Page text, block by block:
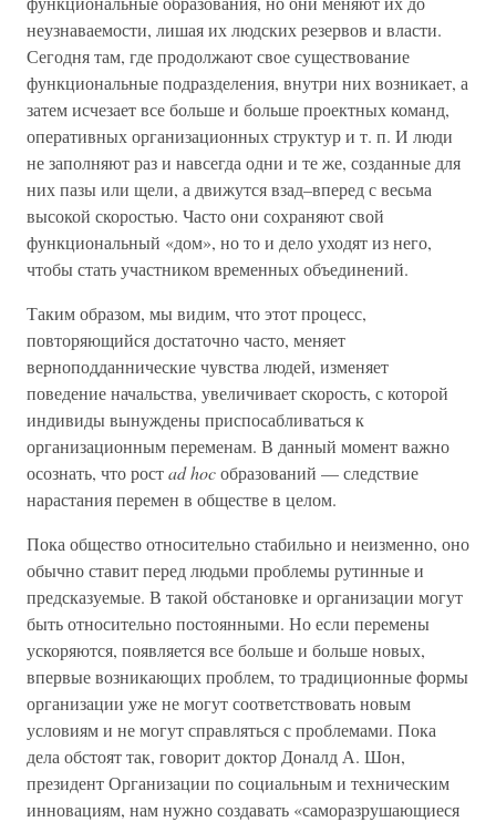
неузнаваемости, лишая их людских резервов и власти.
Сегодня там, где продолжают свое существование
функциональные подразделения, внутри них возникает, а
затем исчезает все больше и больше проектных команд,
оперативных организационных структур и т. п. И люди
не заполняют раз и навсегда одни и те же, созданные для
них пазы или щели, а движутся взад–вперед с весьма
высокой скоростью. Часто они сохраняют свой
функциональный «дом», но то и дело уходят из него,
чтобы стать участником временных объединений.
Таким образом, мы видим, что этот процесс,
повторяющийся достаточно часто, меняет
верноподданнические чувства людей, изменяет
поведение начальства, увеличивает скорость, с которой
индивиды вынуждены приспосабливаться к
организационным переменам. В данный момент важно
осознать, что ростad hocобразований — следствие
нарастания перемен в обществе в целом.
Пока общество относительно стабильно и неизменно, оно
обычно ставит перед людьми проблемы рутинные и
предсказуемые. В такой обстановке и организации могут
быть относительно постоянными. Но если перемены
ускоряются, появляется все больше и больше новых,
впервые возникающих проблем, то традиционные формы
организации уже не могут соответствовать новым
условиям и не могут справляться с проблемами. Пока
дела обстоят так, говорит доктор Доналд А. Шон,
президент Организации по социальным и техническим
инновациям, нам нужно создавать «саморазрушающиеся